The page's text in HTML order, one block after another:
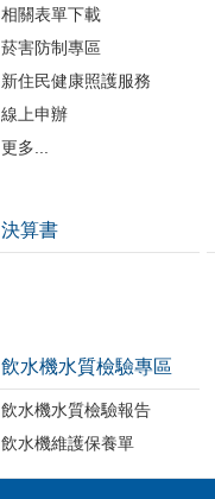
相關表單下載
菸害防制專區
新住民健康照護服務
線上申辦
更多...
決算書
飲水機水質檢驗專區
飲水機水質檢驗報告
飲水機維護保養單